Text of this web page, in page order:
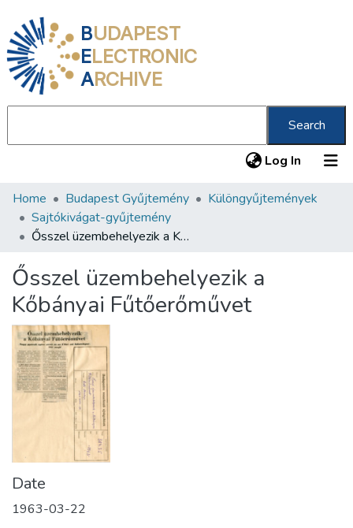
BUDAPEST
ELECTRONIC
ARCHIVE
Search
Log In (current)
Communities & Collections
All of DSpace
Statistics
About us
Home Budapest Gyűjtemény
Különgyűjtemények
Sajtókivágat-gyűjtemény
Ősszel üzembehelyezik a Kőbányai Fűtőerőművet
Ősszel üzembehelyezik a
Kőbányai Fűtőerőművet
Date
1963-03-22